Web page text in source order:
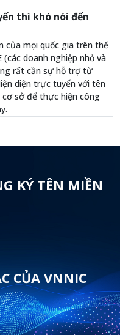
thì khó nói đến
của mọi quốc gia trên thế
doanh nghiệp nhỏ và
rất cần sự hỗ trợ từ
diện trực tuyến với tên
cơ sở để thực hiện công
KÝ TÊN MIỀN
CỦA VNNIC